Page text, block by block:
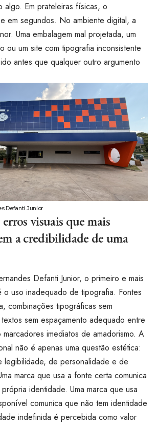
algo. Em prateleiras físicas, o
em segundos. No ambiente digital, a
Uma embalagem mal projetada, um
ou um site com tipografia inconsistente
antes que qualquer outro argumento
Defanti Junior
visuais que mais
a credibilidade de uma
Defanti Junior, o primeiro e mais
o uso inadequado de tipografia. Fontes
combinações tipográficas sem
sem espaçamento adequado entre
marcadores imediatos de amadorismo. A
não é apenas uma questão estética:
legibilidade, de personalidade e de
marca que usa a fonte certa comunica
identidade. Uma marca que usa
comunica que não tem identidade
indefinida é percebida como valor